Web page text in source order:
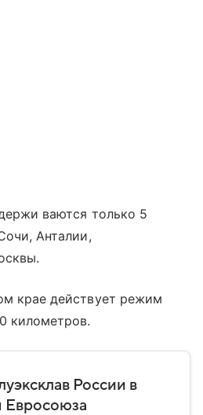
ваются только 5
Анталии,
крае действует режим
километров.
России в
Евросоюза